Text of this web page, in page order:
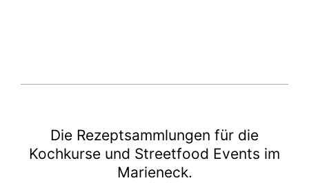
Die Rezeptsammlungen für die
Kochkurse und Streetfood Events im
Marieneck.